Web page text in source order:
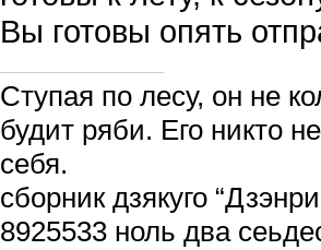
Вы готовы опять
Ступая по лесу, он не
будит ряби. Его никто
себя.
сборник дзякуго
8925533 ноль два